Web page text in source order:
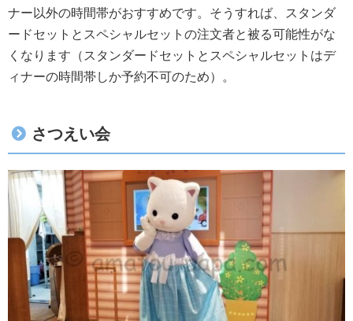
ナー以外の時間帯がおすすめです。そうすれば、スタンダ
ードセットとスペシャルセットの注文者と被る可能性がな
くなります（スタンダードセットとスペシャルセットはデ
ィナーの時間帯しか予約不可のため）。
さつえい会